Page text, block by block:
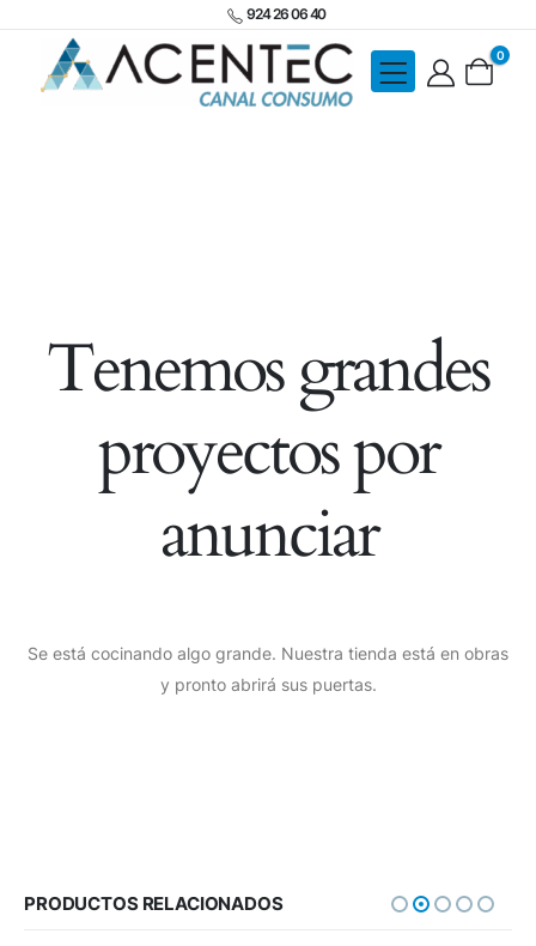
924 26 06 40
0
Tenemos grandes
proyectos por
anunciar
Se está cocinando algo grande. Nuestra tienda está en obras
y pronto abrirá sus puertas.
PRODUCTOS RELACIONADOS